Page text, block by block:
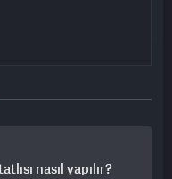
nasıl yapılır?